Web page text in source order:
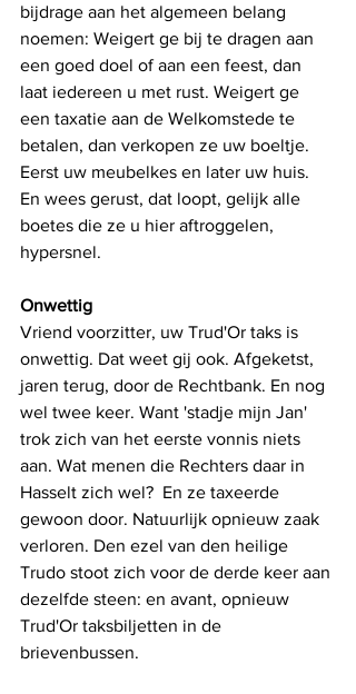
bijdrage aan het algemeen belang
noemen: Weigert ge bij te dragen aan
een goed doel of aan een feest, dan
laat iedereen u met rust. Weigert ge
een taxatie aan de Welkomstede te
betalen, dan verkopen ze uw boeltje.
Eerst uw meubelkes en later uw huis.
En wees gerust, dat loopt, gelijk alle
boetes die ze u hier aftroggelen,
hypersnel.
Onwettig
Vriend voorzitter, uw Trud'Or taks is
onwettig. Dat weet gij ook. Afgeketst,
jaren terug, door de Rechtbank. En nog
wel twee keer. Want 'stadje mijn Jan'
trok zich van het eerste vonnis niets
aan. Wat menen die Rechters daar in
Hasselt zich wel?  En ze taxeerde
gewoon door. Natuurlijk opnieuw zaak
verloren. Den ezel van den heilige
Trudo stoot zich voor de derde keer aan
dezelfde steen: en avant, opnieuw
Trud'Or taksbiljetten in de
brievenbussen.